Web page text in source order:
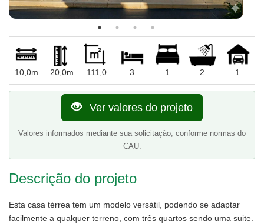
10,0m 20,0m 111,0 3 1 2 1
Ver valores do projeto
Valores informados mediante sua solicitação, conforme normas do
CAU.
Descrição do projeto
Esta casa térrea tem um modelo versátil, podendo se adaptar
facilmente a qualquer terreno, com três quartos sendo uma suite.